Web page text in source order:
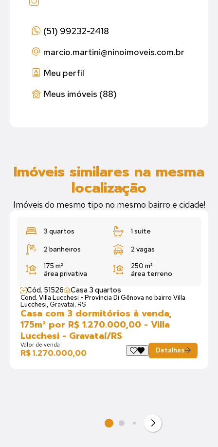
(51) 99232-2418
marcio.martini@ninoimoveis.com.br
Meu perfil
Meus imóveis (88)
Imóveis similares na mesma
localização
Imóveis do mesmo tipo no mesmo bairro e cidade!
3 quartos 1 suíte
2 banheiros
2 vagas
175 m²
área privativa
250 m²
área terreno
Cód. 51526 Casa 3 quartos
Cond. Villa Lucchesi - Província Di Gênova no bairro Villa
Lucchesi, Gravataí, RS
Casa com 3 dormitórios à venda,
175m² por R$ 1.270.000,00 - Villa
Lucchesi - Gravataí/RS
Valor de venda
R$ 1.270.000,00 Detalhes